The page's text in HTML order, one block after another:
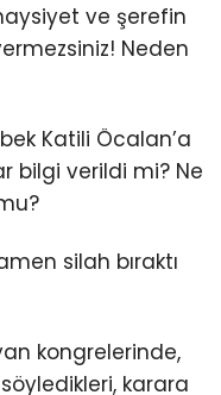
ve şerefin
Neden
Katili Öcalan’a
bilgi verildi mi? Ne
silah bıraktı
kongrelerinde,
karara